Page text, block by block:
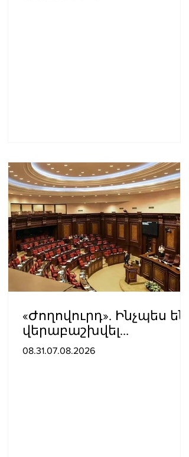
«Ժողովուրդ». Ինչպես են
վերաբաշխվել
աշխատասենյակները
08.31.07.08.2026